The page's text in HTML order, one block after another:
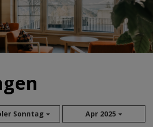
Sonntag Apr 2025